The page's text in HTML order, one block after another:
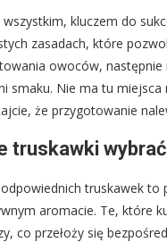
wszystkim, kluczem do
zasadach, które
owoców,
smaku. Nie ma tu
że przygotowanie
truskawki
truskawek to
aromacie. Te, które
co przełoży się